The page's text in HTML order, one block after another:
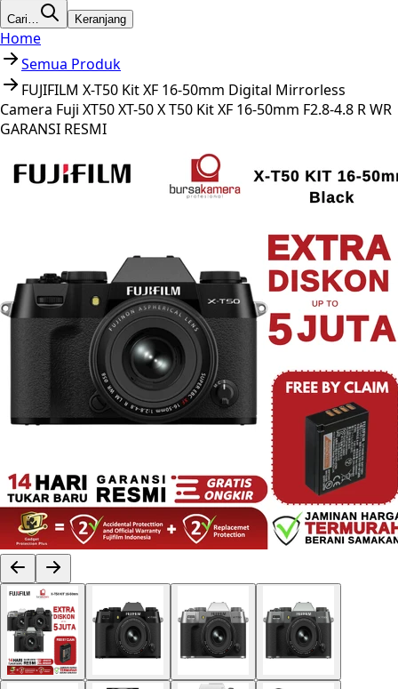
Cari… Keranjang
Home
Semua Produk
FUJIFILM X-T50 Kit XF 16-50mm Digital Mirrorless
Camera Fuji XT50 XT-50 X T50 Kit XF 16-50mm F2.8-4.8 R WR
GARANSI RESMI